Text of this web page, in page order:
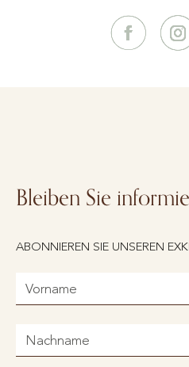
Bleiben Sie
ABONNIEREN SIE UNSEREN